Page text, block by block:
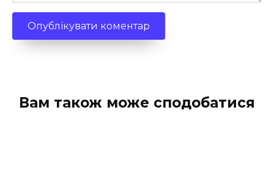
Вам також може сподобатися